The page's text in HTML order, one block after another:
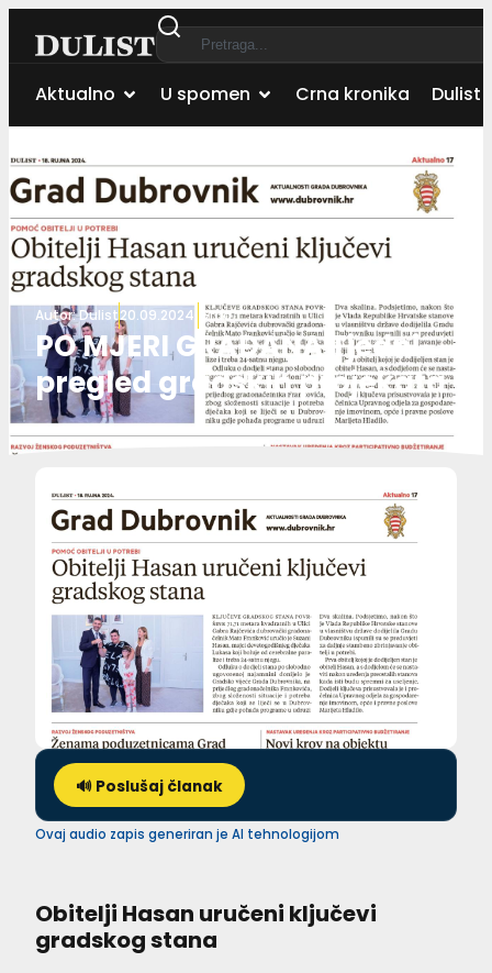
Aktualno U spomen Crna kronika Dulist
Autor:Dulist20.09.2024. Grad
PO MJERI GRAĐANA Tjedni
pregled gradskih projekata
🔊 Poslušaj članak
Ovaj audio zapis generiran je AI tehnologijom
Obitelji Hasan uručeni ključevi
gradskog stana